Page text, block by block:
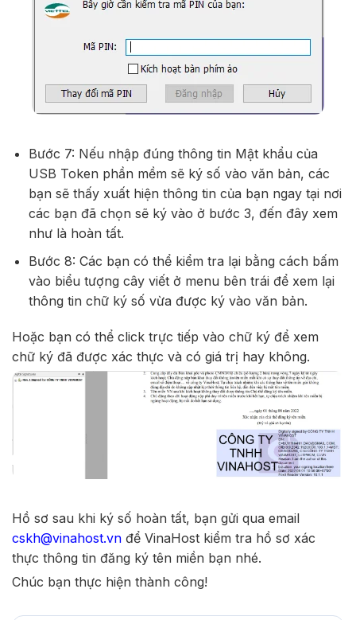
Bước 7: Nếu nhập đúng thông tin Mật khẩu của
USB Token phần mềm sẽ ký số vào văn bản, các
bạn sẽ thấy xuất hiện thông tin của bạn ngay tại nơi
các bạn đã chọn sẽ ký vào ở bước 3, đến đây xem
như là hoàn tất.
Bước 8: Các bạn có thể kiểm tra lại bằng cách bấm
vào biểu tượng cây viết ở menu bên trái để xem lại
thông tin chữ ký số vừa được ký vào văn bản.
Hoặc bạn có thể click trực tiếp vào chữ ký để xem
chữ ký đã được xác thực và có giá trị hay không.
Hồ sơ sau khi ký số hoàn tất, bạn gửi qua email
cskh@vinahost.vn để VinaHost kiểm tra hồ sơ xác
thực thông tin đăng ký tên miền bạn nhé.
Chúc bạn thực hiện thành công!